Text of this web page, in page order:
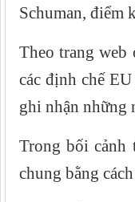
Schuman, điểm
Theo trang web
các định chế
ghi nhận những
Trong bối cảnh
chung bằng